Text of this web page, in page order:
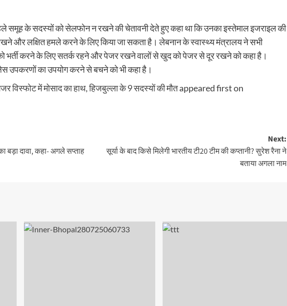
समूह के सदस्यों को सेलफोन न रखने की चेतावनी देते हुए कहा था कि उनका इस्तेमाल इजराइल की
और लक्षित हमले करने के लिए किया जा सकता है। लेबनान के स्वास्थ्य मंत्रालय ने सभी
भर्ती करने के लिए सतर्क रहने और पेजर रखने वालों से खुद को पेजर से दूर रखने को कहा है।
उपकरणों का उपयोग करने से बचने को भी कहा है।
विस्‍फोट में मोसाद का हाथ, हिजबुल्ला के 9 सदस्‍यों की मौतappeared first on
बड़ा दावा, कहा- अगले सप्ताह
Next:
सूर्या के बाद किसे मिलेगी भारतीय टी20 टीम की कप्तानी? सुरेश रैना ने
बताया अगला नाम